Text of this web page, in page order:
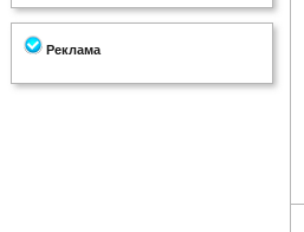
Реклама